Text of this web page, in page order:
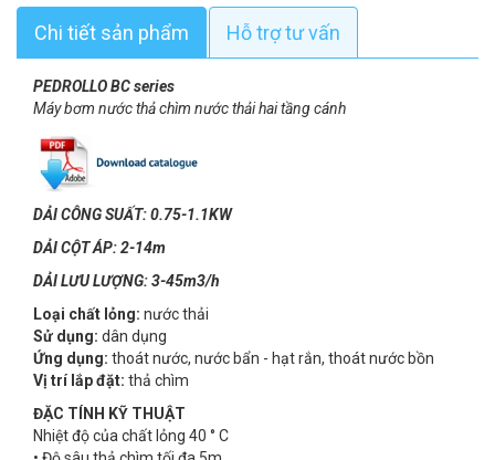
Chi tiết sản phẩm Hỗ trợ tư vấn
PEDROLLO BC series
Máy bơm nước thả chìm nước thải hai tầng cánh
DẢI CÔNG SUẤT: 0.75-1.1KW
DẢI CỘT ÁP: 2-14m
DẢI LƯU LƯỢNG: 3-45m3/h
Loại chất lỏng: nước thải
Sử dụng: dân dụng
Ứng dụng: thoát nước, nước bẩn - hạt rắn, thoát nước bồn
Vị trí lắp đặt: thả chìm
ĐẶC TÍNH KỸ THUẬT
Nhiệt độ của chất lỏng 40 ° C